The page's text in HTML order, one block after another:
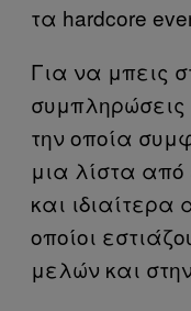
τα hardcore
Για να μπεις
την οποία
μια λίστα
και ιδιαίτερα
οποίοι
μελών και